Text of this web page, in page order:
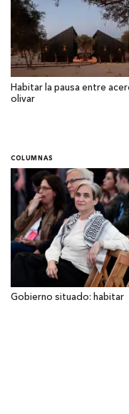
Habitar la pausa entre
olivar
COLUMNAS
Gobierno situado: habitar